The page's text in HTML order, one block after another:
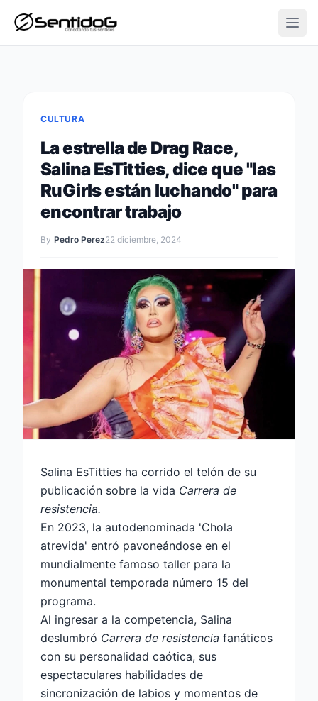
CULTURA
La estrella de Drag Race,
Salina EsTitties, dice que "las
RuGirls están luchando" para
encontrar trabajo
By Pedro Perez22 diciembre, 2024
Salina EsTitties ha corrido el telón de su
publicación sobre la vida Carrera de
resistencia.
En 2023, la autodenominada 'Chola
atrevida' entró pavoneándose en el
mundialmente famoso taller para la
monumental temporada número 15 del
programa.
Al ingresar a la competencia, Salina
deslumbró Carrera de resistencia fanáticos
con su personalidad caótica, sus
espectaculares habilidades de
sincronización de labios y momentos de